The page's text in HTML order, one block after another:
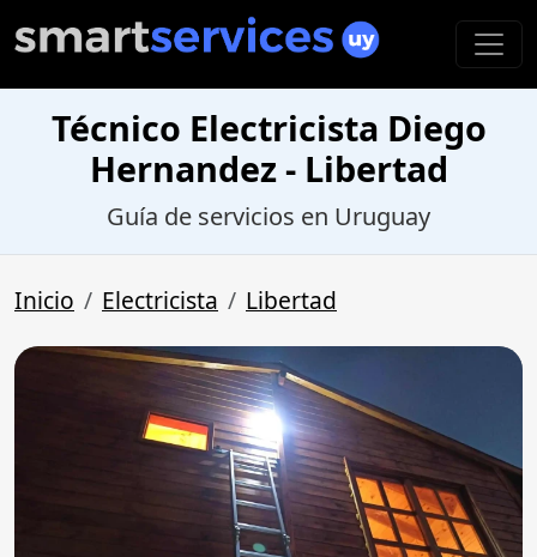
Técnico Electricista Diego
Hernandez - Libertad
Guía de servicios en Uruguay
Inicio Electricista Libertad